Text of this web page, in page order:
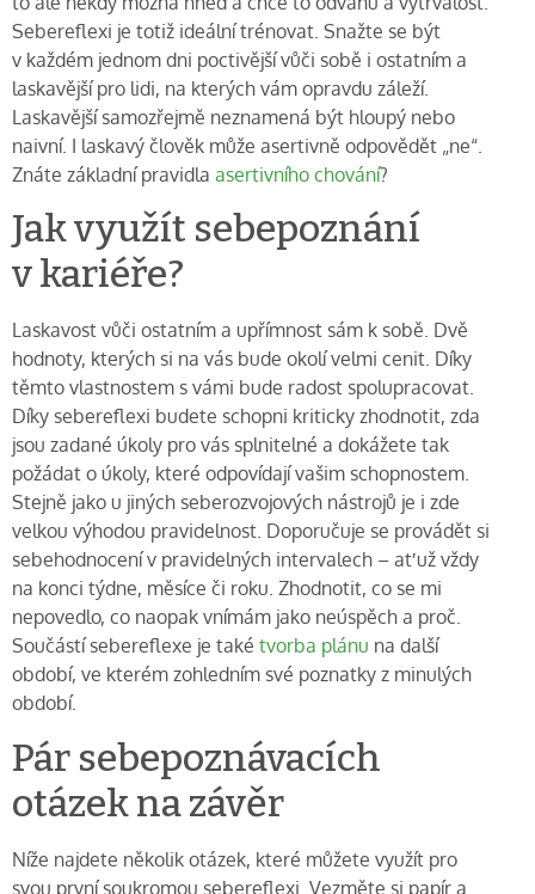
Sebereflexi je totiž ideální trénovat. Snažte se být
v každém jednom dni poctivější vůči sobě i ostatním a
laskavější pro lidi, na kterých vám opravdu záleží.
Laskavější samozřejmě neznamená být hloupý nebo
naivní. I laskavý člověk může asertivně odpovědět „ne“.
Znáte základní pravidla asertivního chování?
Jak využít sebepoznání
v kariéře?
Laskavost vůči ostatním a upřímnost sám k sobě. Dvě
hodnoty, kterých si na vás bude okolí velmi cenit. Díky
těmto vlastnostem s vámi bude radost spolupracovat.
Díky sebereflexi budete schopni kriticky zhodnotit, zda
jsou zadané úkoly pro vás splnitelné a dokážete tak
požádat o úkoly, které odpovídají vašim schopnostem.
Stejně jako u jiných seberozvojových nástrojů je i zde
velkou výhodou pravidelnost. Doporučuje se provádět si
sebehodnocení v pravidelných intervalech – ať už vždy
na konci týdne, měsíce či roku. Zhodnotit, co se mi
nepovedlo, co naopak vnímám jako neúspěch a proč.
Součástí sebereflexe je také tvorba plánu na další
období, ve kterém zohledním své poznatky z minulých
období.
Pár sebepoznávacích
otázek na závěr
Níže najdete několik otázek, které můžete využít pro
svou první soukromou sebereflexi. Vezměte si papír a